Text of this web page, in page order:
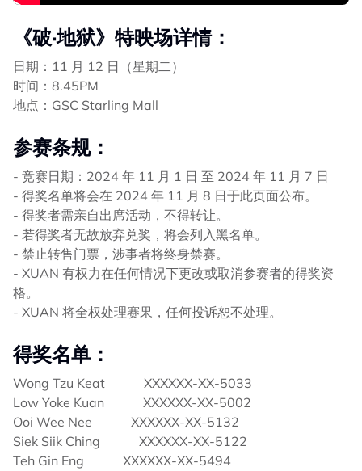
《破·地狱》特映场详情：
日期：11 月 12 日（星期二）
时间：8.45PM
地点：GSC Starling Mall
参赛条规：
- 竞赛日期：2024 年 11 月 1 日 至 2024 年 11 月 7 日
- 得奖名单将会在 2024 年 11 月 8 日于此页面公布。
- 得奖者需亲自出席活动，不得转让。
- 若得奖者无故放弃兑奖，将会列入黑名单。
- 禁止转售门票，涉事者将终身禁赛。
- XUAN 有权力在任何情况下更改或取消参赛者的得奖资
格。
- XUAN 将全权处理赛果，任何投诉恕不处理。
得奖名单：
Wong Tzu Keat XXXXXX-XX-5033
Low Yoke Kuan XXXXXX-XX-5002
Ooi Wee Nee XXXXXX-XX-5132
Siek Siik Ching XXXXXX-XX-5122
Teh Gin Eng XXXXXX-XX-5494